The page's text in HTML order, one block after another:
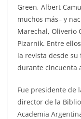
Green, Albert
muchos más– y
Marechal, Oliverio
Pizarnik. Entre
la revista desde
durante cincuenta
Fue presidente de
director de la
Academia